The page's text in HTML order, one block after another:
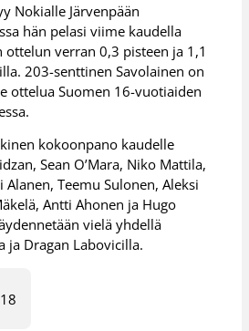
Nokialle Järvenpään
hän pelasi viime kaudella
ottelun verran 0,3 pisteen ja 1,1
203-senttinen Savolainen on
ottelua Suomen 16-vuotiaiden
kokoonpano kaudelle
Sean O’Mara, Niko Mattila,
Alanen, Teemu Sulonen, Aleksi
Antti Ahonen ja Hugo
vielä yhdellä
ja Dragan Labovicilla.